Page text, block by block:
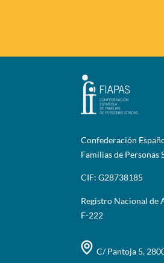
Confederación
Familias de Personas
CIF: G28738185
Registro Nacional de
F-222
C/ Pantoja 5,